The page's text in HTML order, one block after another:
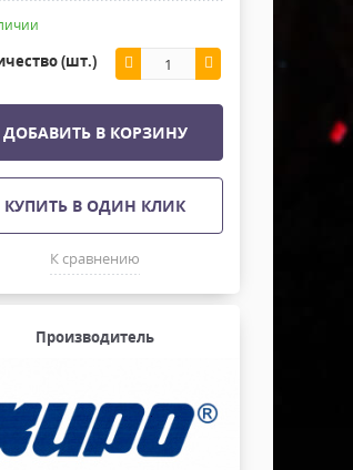
(шт.)
ДОБАВИТЬ В КОРЗИНУ
КУПИТЬ В ОДИН КЛИК
К сравнению
Производитель